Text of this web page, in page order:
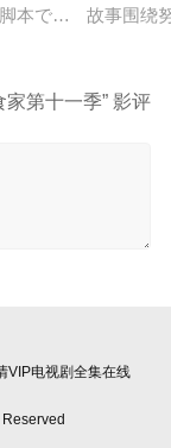
太（渡边圭祐 饰
本で描く新作?連
故事围绕
家第十一季” 影评
VIP电视剧全集在线